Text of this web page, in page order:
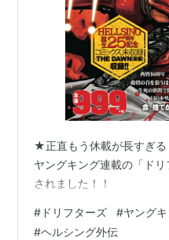
★正直もう休載が長すぎ
ヤングキング連載の「ド
されました！！
# ドリフターズ #ヤング
#ヘルシング外伝